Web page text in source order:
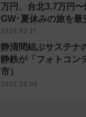
万円、台北3.7万円〜
GW･夏休みの旅を最
2026.03.21
静清間結ぶサステナ
静鉄が「フォトコン
市）
2025.09.09